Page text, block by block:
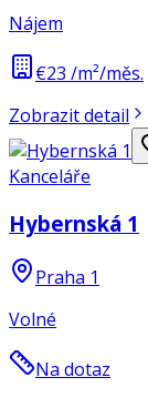
Nájem
€23 /m²/měs.
Zobrazit detail
Kanceláře
Hybernská 1
Praha 1
Volné
Na dotaz